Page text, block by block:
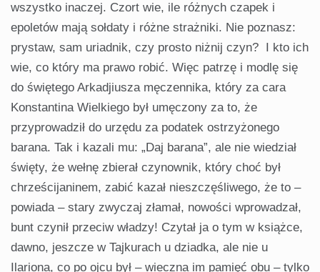
wszystko inaczej. Czort wie, ile różnych czapek i
epoletów mają sołdaty i różne strażniki. Nie poznasz:
prystaw, sam uriadnik, czy prosto niżnij czyn? I kto ich
wie, co który ma prawo robić. Więc patrzę i modlę się
do świętego Arkadjiusza męczennika, który za cara
Konstantina Wielkiego był umęczony za to, że
przyprowadził do urzędu za podatek ostrzyżonego
barana. Tak i kazali mu: „Daj barana”, ale nie wiedział
święty, że wełnę zbierał czynownik, który choć był
chrześcijaninem, zabić kazał nieszczęśliwego, że to –
powiada – stary zwyczaj złamał, nowości wprowadzał,
bunt czynił przeciw władzy! Czytał ja o tym w książce,
dawno, jeszcze w Tajkurach u dziadka, ale nie u
Ilariona, co po ojcu był – wieczna im pamięć obu – tylko